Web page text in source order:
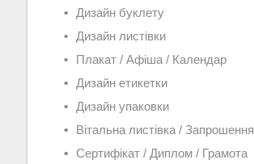
Дизайн буклету
Дизайн листівки
Плакат / Афіша / Календар
Дизайн етикетки
Дизайн упаковки
Вітальна листівка / Запрошення
Сертифікат / Диплом / Грамота